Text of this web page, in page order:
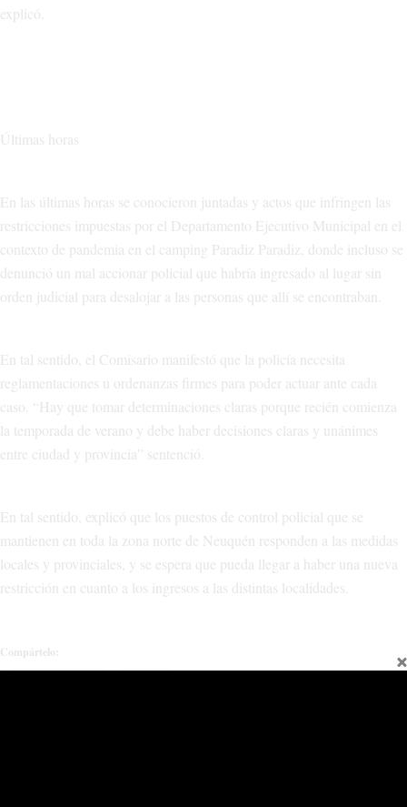
explicó.
Últimas horas
En las últimas horas se conocieron juntadas y actos que infringen las
restricciones impuestas por el Departamento Ejecutivo Municipal en el
contexto de pandemia en el camping Paradiz Paradiz, donde incluso se
denunció un mal accionar policial que habría ingresado al lugar sin
orden judicial para desalojar a las personas que allí se encontraban.
En tal sentido, el Comisario manifestó que la policía necesita
reglamentaciones u ordenanzas firmes para poder actuar ante cada
caso. “Hay que tomar determinaciones claras porque recién comienza
la temporada de verano y debe haber decisiones claras y unánimes
entre ciudad y provincia” sentenció.
En tal sentido, explicó que los puestos de control policial que se
mantienen en toda la zona norte de Neuquén responden a las medidas
locales y provinciales, y se espera que pueda llegar a haber una nueva
restricción en cuanto a los ingresos a las distintas localidades.
Compártelo: